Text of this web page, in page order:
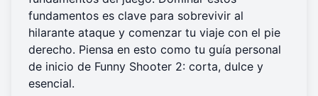
fundamentos es clave para sobrevivir al
hilarante ataque y comenzar tu viaje con el pie
derecho. Piensa en esto como tu guía personal
de inicio de Funny Shooter 2: corta, dulce y
esencial.